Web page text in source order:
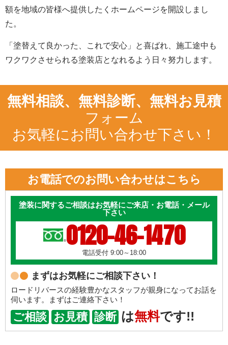
額を地域の皆様へ提供したくホームページを開設しまし
た。
「塗替えて良かった、これで安心」と喜ばれ、施工途中も
ワクワクさせられる塗装店となれるよう日々努力します。
無料相談、無料診断、無料お見積
フォーム
お気軽にお問い合わせ下さい！
お電話でのお問い合わせはこちら
塗装に関するご相談はお気軽にご来店・お電話・メール
下さい
0120-46-1470
電話受付 9:00～18:00
まずはお気軽にご相談下さい！
ロードリバースの経験豊かなスタッフが親身になってお話を
伺います。まずはご連絡下さい！
ご相談 お見積 診断 は無料です!!